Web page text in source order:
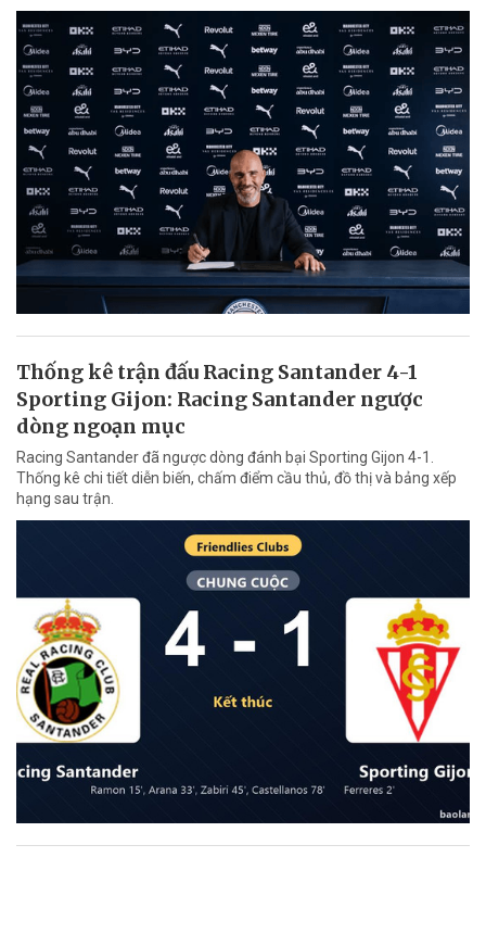
Thống kê trận đấu Racing Santander 4-1
Sporting Gijon: Racing Santander ngược
dòng ngoạn mục
Racing Santander đã ngược dòng đánh bại Sporting Gijon 4-1.
Thống kê chi tiết diễn biến, chấm điểm cầu thủ, đồ thị và bảng xếp
hạng sau trận.